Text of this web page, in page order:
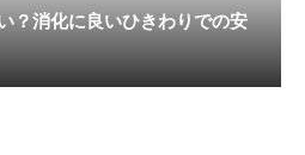
？消化に良いひきわりでの安